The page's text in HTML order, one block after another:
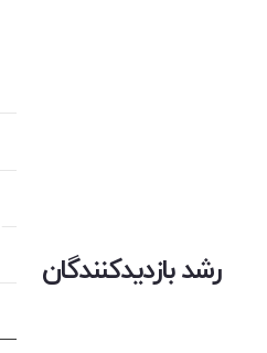
رشد بازدیدکنندگان